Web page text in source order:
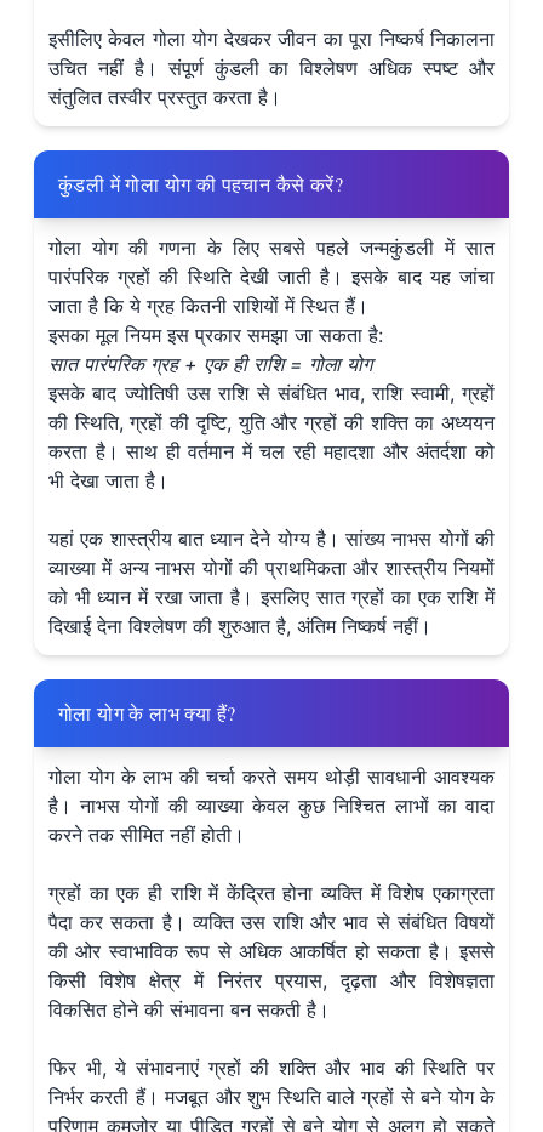
इसीलिए केवल गोला योग देखकर जीवन का पूरा निष्कर्ष निकालना
उचित नहीं है। संपूर्ण कुंडली का विश्लेषण अधिक स्पष्ट और
संतुलित तस्वीर प्रस्तुत करता है।
कुंडली में गोला योग की पहचान कैसे करें?
गोला योग की गणना के लिए सबसे पहले जन्मकुंडली में सात
पारंपरिक ग्रहों की स्थिति देखी जाती है। इसके बाद यह जांचा
जाता है कि ये ग्रह कितनी राशियों में स्थित हैं।
इसका मूल नियम इस प्रकार समझा जा सकता है:
सात पारंपरिक ग्रह + एक ही राशि = गोला योग
इसके बाद ज्योतिषी उस राशि से संबंधित भाव, राशि स्वामी, ग्रहों
की स्थिति, ग्रहों की दृष्टि, युति और ग्रहों की शक्ति का अध्ययन
करता है। साथ ही वर्तमान में चल रही महादशा और अंतर्दशा को
भी देखा जाता है।
यहां एक शास्त्रीय बात ध्यान देने योग्य है। सांख्य नाभस योगों की
व्याख्या में अन्य नाभस योगों की प्राथमिकता और शास्त्रीय नियमों
को भी ध्यान में रखा जाता है। इसलिए सात ग्रहों का एक राशि में
दिखाई देना विश्लेषण की शुरुआत है, अंतिम निष्कर्ष नहीं।
गोला योग के लाभ क्या हैं?
गोला योग के लाभ की चर्चा करते समय थोड़ी सावधानी आवश्यक
है। नाभस योगों की व्याख्या केवल कुछ निश्चित लाभों का वादा
करने तक सीमित नहीं होती।
ग्रहों का एक ही राशि में केंद्रित होना व्यक्ति में विशेष एकाग्रता
पैदा कर सकता है। व्यक्ति उस राशि और भाव से संबंधित विषयों
की ओर स्वाभाविक रूप से अधिक आकर्षित हो सकता है। इससे
किसी विशेष क्षेत्र में निरंतर प्रयास, दृढ़ता और विशेषज्ञता
विकसित होने की संभावना बन सकती है।
फिर भी, ये संभावनाएं ग्रहों की शक्ति और भाव की स्थिति पर
निर्भर करती हैं। मजबूत और शुभ स्थिति वाले ग्रहों से बने योग के
परिणाम कमजोर या पीड़ित ग्रहों से बने योग से अलग हो सकते